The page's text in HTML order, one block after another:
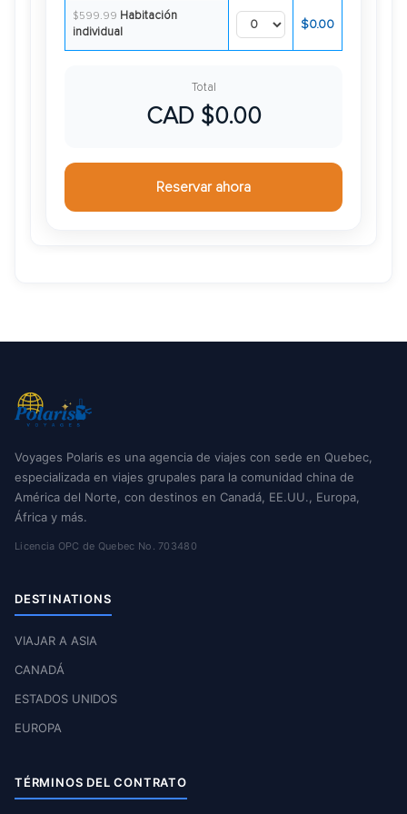
$599.99 Habitación
individual
$0.00
Total
CAD $0.00
Reservar ahora
Voyages Polaris es una agencia de viajes con sede en Quebec,
especializada en viajes grupales para la comunidad china de
América del Norte, con destinos en Canadá, EE.UU., Europa,
África y más.
Licencia OPC de Quebec No. 703480
DESTINATIONS
VIAJAR A ASIA
CANADÁ
ESTADOS UNIDOS
EUROPA
TÉRMINOS DEL CONTRATO